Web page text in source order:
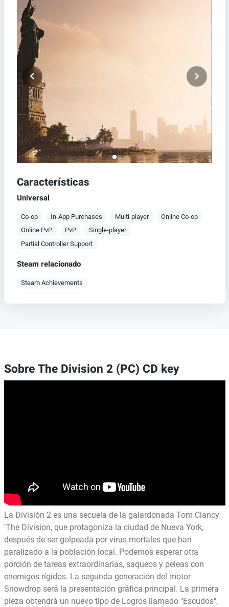
Características
Universal
Co-op In-App Purchases Multi-player
Online Co-op
Online PvP
PvP
Single-player
Partial Controller Support
Steam relacionado
Steam Achievements
Sobre The Division 2 (PC) CD key
La División 2 es una secuela de la galardonada Tom Clancy
'The Division, que protagoniza la ciudad de Nueva York,
después de ser golpeada por virus mortales que han
paralizado a la población local. Podemos esperar otra
porción de tareas extraordinarias, saqueos y peleas con
enemigos rígidos. La segunda generación del motor
Snowdrop será la presentación gráfica principal. La primera
pieza obtendrá un nuevo tipo de Logros llamado "Escudos",